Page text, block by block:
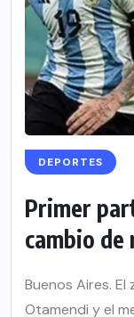
DEPORTES
Primer
cambio de
Buenos Aires.
Otamendi y el